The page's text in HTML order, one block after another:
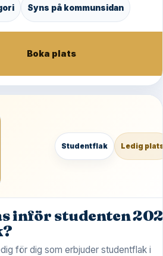
Syns på kommunsidan
Boka plats
Studentflak Ledig
inför studenten
för dig som erbjuder studentflak i